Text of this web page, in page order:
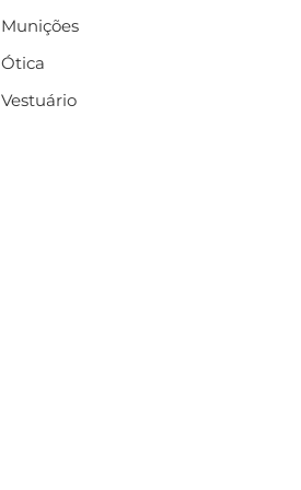
Munições
Ótica
Vestuário